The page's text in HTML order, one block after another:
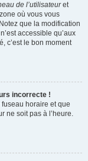
de l’utilisateuret
où vous vous
que la modification
accessible qu’aux
c’est le bon moment
incorrecte !
horaire et que
ne soit pas à l’heure.